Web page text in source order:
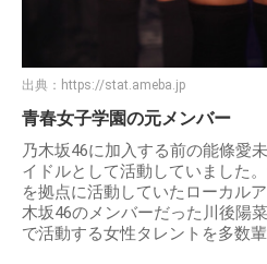
出典： https://stat.ameba.jp
青春女子学園の元メンバー
乃木坂46に加入する前の能條愛
イドルとして活動していました
を拠点に活動していたローカル
木坂46のメンバーだった川後陽
で活動する女性タレントを多数輩